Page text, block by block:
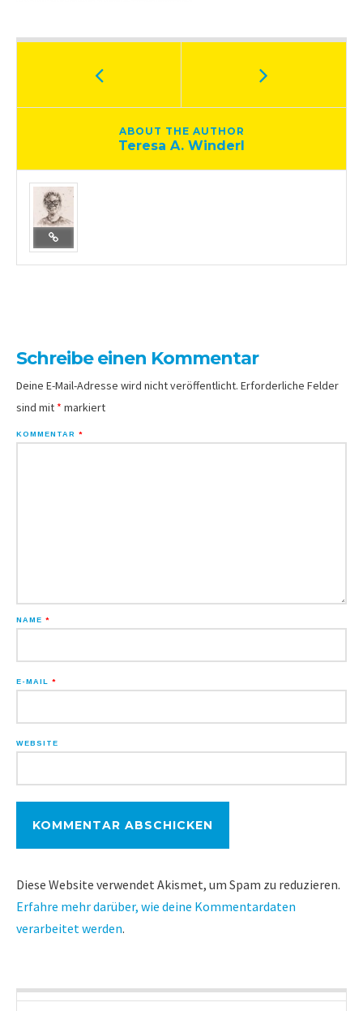
ABOUT THE AUTHOR
Teresa A. Winderl
Schreibe einen Kommentar
Deine E-Mail-Adresse wird nicht veröffentlicht. Erforderliche Felder
sind mit * markiert
KOMMENTAR *
NAME *
E-MAIL *
WEBSITE
Diese Website verwendet Akismet, um Spam zu reduzieren.
Erfahre mehr darüber, wie deine Kommentardaten
verarbeitet werden.